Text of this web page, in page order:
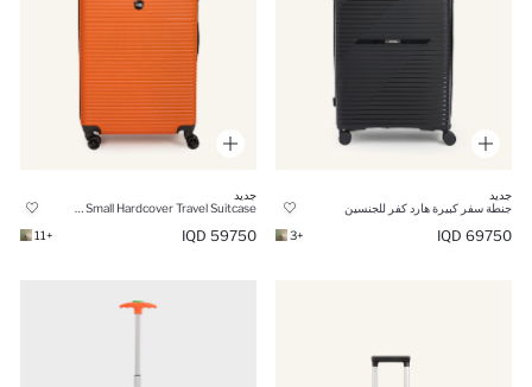
جديد
جنطة سفر كبيرة هارد كفر للجنسين
69750 IQD
+3
جديد
59750 IQD
+11